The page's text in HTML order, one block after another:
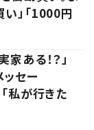
」「1000円
ある！？」
セー
私が行きた